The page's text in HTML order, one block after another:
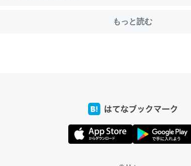
まにLINEするくらいだった遠方の父67歳と僕。ITツール導入でコミュ
実質100倍以上に伸ばす効果があるはず……
まにLINEするくらいだった遠方の父67歳と僕。ITツール導入でコミュ
もっと読む